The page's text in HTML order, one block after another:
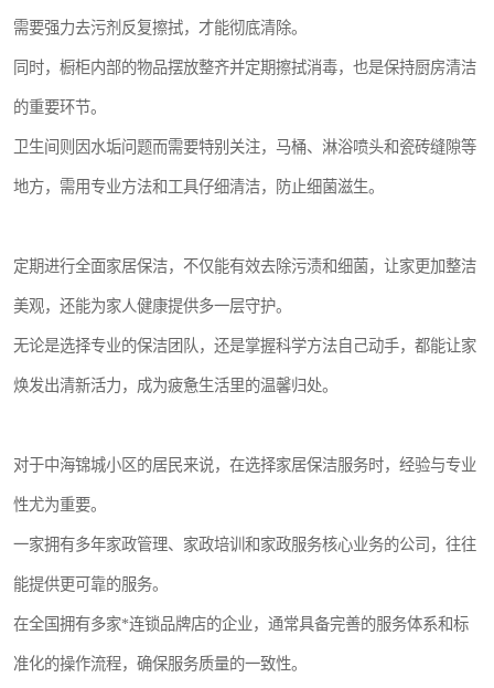
需要强力去污剂反复擦拭，才能彻底清除。
同时，橱柜内部的物品摆放整齐并定期擦拭消毒，也是保持厨房清洁
的重要环节。
卫生间则因水垢问题而需要特别关注，马桶、淋浴喷头和瓷砖缝隙等
地方，需用专业方法和工具仔细清洁，防止细菌滋生。
定期进行全面家居保洁，不仅能有效去除污渍和细菌，让家更加整洁
美观，还能为家人健康提供多一层守护。
无论是选择专业的保洁团队，还是掌握科学方法自己动手，都能让家
焕发出清新活力，成为疲惫生活里的温馨归处。
对于中海锦城小区的居民来说，在选择家居保洁服务时，经验与专业
性尤为重要。
一家拥有多年家政管理、家政培训和家政服务核心业务的公司，往往
能提供更可靠的服务。
在全国拥有多家*连锁品牌店的企业，通常具备完善的服务体系和标
准化的操作流程，确保服务质量的一致性。